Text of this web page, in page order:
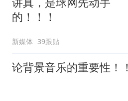
的！！！
新媒体 39跟贴
论背景音乐的重要性！！